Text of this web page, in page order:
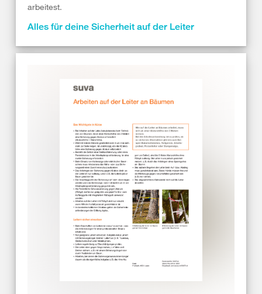
arbeitest.
Alles für deine Sicherheit auf der Leiter